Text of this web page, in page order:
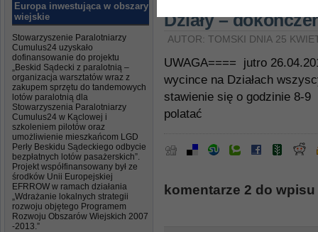
Europa inwestująca w obszary
wiejskie
Stowarzyszenie Paralotniarzy
Cumulus24 uzyskało
dofinansowanie do projektu
„Beskid Sądecki z paralotnią –
organizacja warsztatów wraz z
zakupem sprzętu do tandemowych
lotów paralotnią dla
Stowarzyszenia Paralotniarzy
Cumulus24 w Kąclowej i
szkoleniem pilotów oraz
umożliwienie mieszkańcom LGD
Perły Beskidu Sądeckiego odbycie
bezpłatnych lotów pasażerskich”.
Projekt współfinansowany był ze
środków Unii Europejskiej
EFRROW w ramach działania
„Wdrażanie lokalnych strategii
rozwoju objętego Programem
Rozwoju Obszarów Wiejskich 2007
-2013.”
Działy –
AUTOR: TOMSKI DNIA 25
UWAGA==== jutro
wycince na Działach
stawienie się o godzinie 8-9
polatać
komentarze 2 do